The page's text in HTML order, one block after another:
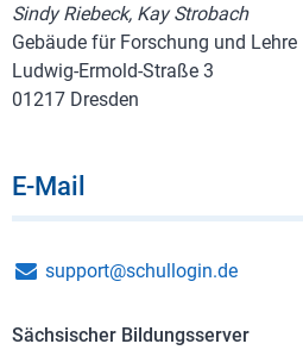
Sindy Riebeck, Kay Strobach
Gebäude für Forschung und Lehre
Ludwig-Ermold-Straße 3
01217 Dresden
E-Mail
support@schullogin.de
Sächsischer Bildungsserver